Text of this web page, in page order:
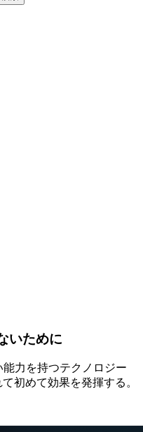
いために
力を持つテクノロジー
初めて効果を発揮する。